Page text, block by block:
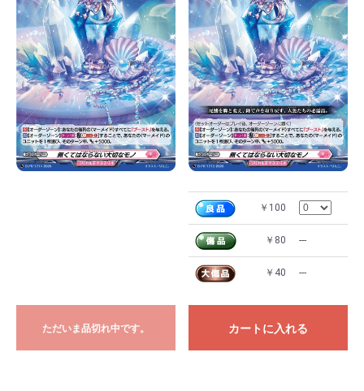
ただいま品切れ中です。
￥100
￥80 ---
￥40 ---
カートに入れる